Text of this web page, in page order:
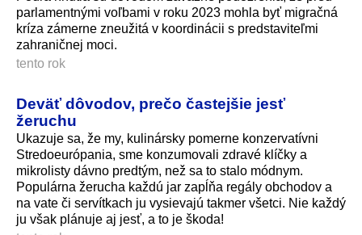
parlamentnými voľbami v roku 2023 mohla byť migračná
kríza zámerne zneužitá v koordinácii s predstaviteľmi
zahraničnej moci.
tento rok
Deväť dôvodov, prečo častejšie jesť
žeruchu
Ukazuje sa, že my, kulinársky pomerne konzervatívni
Stredoeurópania, sme konzumovali zdravé klíčky a
mikrolisty dávno predtým, než sa to stalo módnym.
Populárna žerucha každú jar zapĺňa regály obchodov a
na vate či servítkach ju vysievajú takmer všetci. Nie každý
ju však plánuje aj jesť, a to je škoda!